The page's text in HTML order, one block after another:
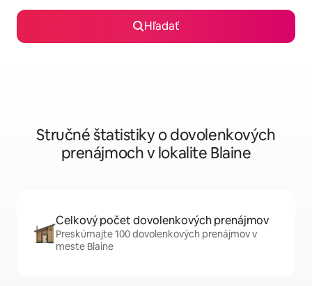
Hľadať
Stručné štatistiky o dovolenkových
prenájmoch v lokalite Blaine
Celkový počet dovolenkových prenájmov
Preskúmajte 100 dovolenkových prenájmov v
meste Blaine